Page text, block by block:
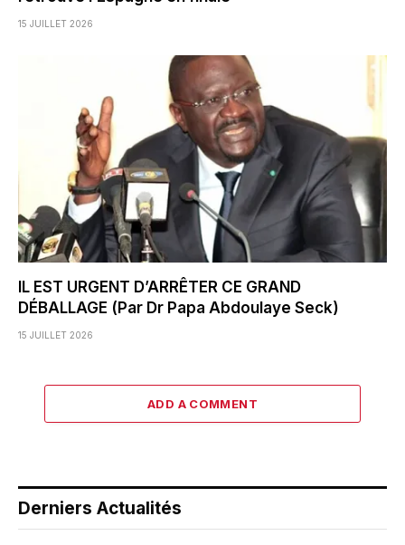
15 JUILLET 2026
IL EST URGENT D’ARRÊTER CE GRAND
DÉBALLAGE (Par Dr Papa Abdoulaye Seck)
15 JUILLET 2026
ADD A COMMENT
Derniers Actualités